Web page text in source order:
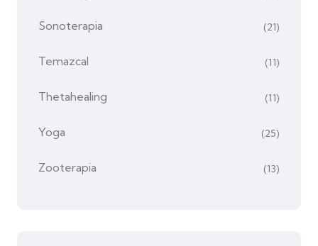
Sonoterapia (21)
Temazcal (11)
Thetahealing (11)
Yoga (25)
Zooterapia (13)